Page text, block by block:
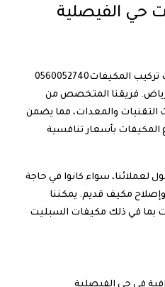
حي الفيصلية
في شركتنا، نفخر بتقديم خدمات تركيب المكيفات0560052740
فريقنا المتخصص من
التقنيات والمعدات، مما يضمن
المكيفات بأسعار تنافسية
لعملائنا، سواء كانوا في حاجة
مكيف قديم. يمكننا
بما في ذلك مكيفات السبليت
في حي الفيصلية